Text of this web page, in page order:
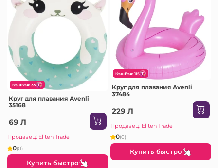
КэшБэк: 35
Круг для плавания Avenli
35168
69 Л
Продавец: Eliteh Trade
0(0)
Купить быстро
КэшБэк: 115
Круг для плавания Avenli
37484
229 Л
Продавец: Eliteh Trade
0(0)
Купить быстро